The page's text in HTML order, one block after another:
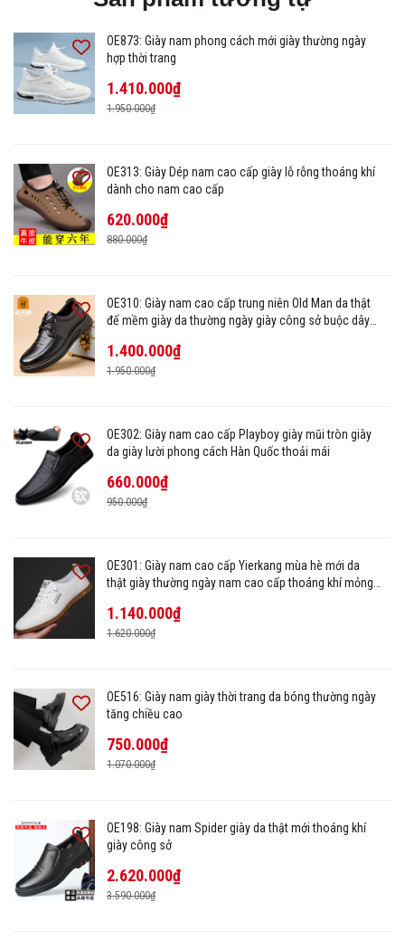
OE873: Giày nam phong cách mới giày thường ngày
hợp thời trang
1.410.000₫
1.950.000₫
OE313: Giày Dép nam cao cấp giày lỗ rỗng thoáng khí
dành cho nam cao cấp
620.000₫
880.000₫
OE310: Giày nam cao cấp trung niên Old Man da thật
đế mềm giày da thường ngày giày công sở buộc dây
1.400.000₫
1.950.000₫
OE302: Giày nam cao cấp Playboy giày mũi tròn giày
da giày lười phong cách Hàn Quốc thoải mái
660.000₫
950.000₫
OE301: Giày nam cao cấp Yierkang mùa hè mới da
thật giày thường ngày nam cao cấp thoáng khí mỏng
1.140.000₫
1.620.000₫
OE516: Giày nam giày thời trang da bóng thường ngày
tăng chiều cao
750.000₫
1.070.000₫
OE198: Giày nam Spider giày da thật mới thoáng khí
giày công sở
2.620.000₫
3.590.000₫